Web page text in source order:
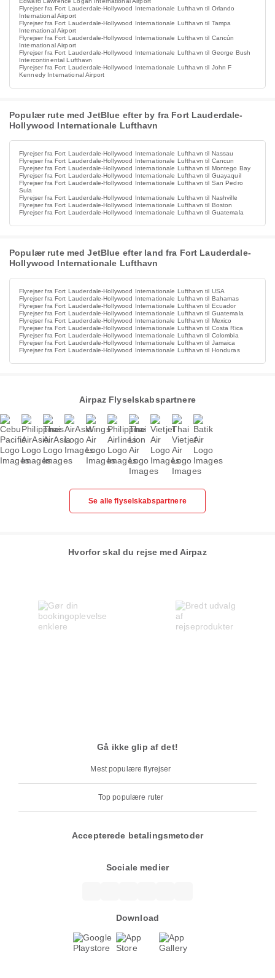
Flyrejser fra Fort Lauderdale-Hollywood Internationale Lufthavn til Orlando
International Airport
Flyrejser fra Fort Lauderdale-Hollywood Internationale Lufthavn til Tampa
International Airport
Flyrejser fra Fort Lauderdale-Hollywood Internationale Lufthavn til Cancún
International Airport
Flyrejser fra Fort Lauderdale-Hollywood Internationale Lufthavn til George Bush
Intercontinental Lufthavn
Flyrejser fra Fort Lauderdale-Hollywood Internationale Lufthavn til John F
Kennedy International Airport
Populær rute med JetBlue efter by fra Fort Lauderdale-
Hollywood Internationale Lufthavn
Flyrejser fra Fort Lauderdale-Hollywood Internationale Lufthavn til Nassau
Flyrejser fra Fort Lauderdale-Hollywood Internationale Lufthavn til Cancun
Flyrejser fra Fort Lauderdale-Hollywood Internationale Lufthavn til Montego Bay
Flyrejser fra Fort Lauderdale-Hollywood Internationale Lufthavn til Guayaquil
Flyrejser fra Fort Lauderdale-Hollywood Internationale Lufthavn til San Pedro
Sula
Flyrejser fra Fort Lauderdale-Hollywood Internationale Lufthavn til Nashville
Flyrejser fra Fort Lauderdale-Hollywood Internationale Lufthavn til Boston
Flyrejser fra Fort Lauderdale-Hollywood Internationale Lufthavn til Guatemala
Populær rute med JetBlue efter land fra Fort Lauderdale-
Hollywood Internationale Lufthavn
Flyrejser fra Fort Lauderdale-Hollywood Internationale Lufthavn til USA
Flyrejser fra Fort Lauderdale-Hollywood Internationale Lufthavn til Bahamas
Flyrejser fra Fort Lauderdale-Hollywood Internationale Lufthavn til Ecuador
Flyrejser fra Fort Lauderdale-Hollywood Internationale Lufthavn til Guatemala
Flyrejser fra Fort Lauderdale-Hollywood Internationale Lufthavn til Mexico
Flyrejser fra Fort Lauderdale-Hollywood Internationale Lufthavn til Costa Rica
Flyrejser fra Fort Lauderdale-Hollywood Internationale Lufthavn til Colombia
Flyrejser fra Fort Lauderdale-Hollywood Internationale Lufthavn til Jamaica
Flyrejser fra Fort Lauderdale-Hollywood Internationale Lufthavn til Honduras
Airpaz Flyselskabspartnere
Se alle flyselskabspartnere
Hvorfor skal du rejse med Airpaz
Gå ikke glip af det!
Mest populære flyrejser
Top populære ruter
Accepterede betalingsmetoder
Sociale medier
Download